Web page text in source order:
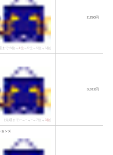
まで:8位→4位 →5位→5位→5位]
2,250円
[先週まで:−→−→−→7位→3位]
3,312円
ョンズ